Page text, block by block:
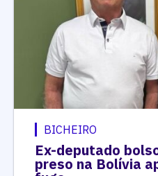
BICHEIRO
Ex-deputado
preso na Bolívia